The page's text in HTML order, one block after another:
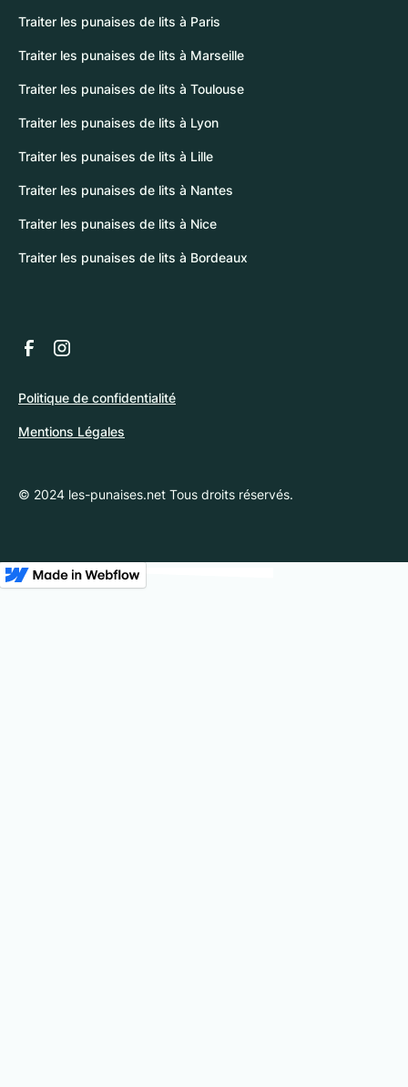
Traiter les punaises de lits à Paris
Traiter les punaises de lits à Marseille
Traiter les punaises de lits à Toulouse
Traiter les punaises de lits à Lyon
Traiter les punaises de lits à Lille
Traiter les punaises de lits à Nantes
Traiter les punaises de lits à Nice
Traiter les punaises de lits à Bordeaux
© 2024 les-punaises.net Tous droits réservés.
Politique de confidentialité
Mentions Légales